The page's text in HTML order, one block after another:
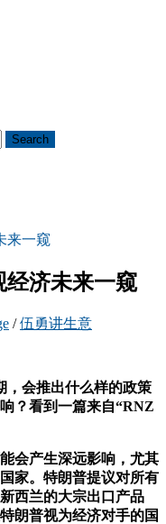
Search
来一窥
经济未来一窥
/伍勇讲生意
，会推出什么样的政策
？看到一篇来自“RNZ
会产生深远影响，尤其
家。特朗普提议对所有
西兰的大宗出口产品
朗普视为经济对手的国